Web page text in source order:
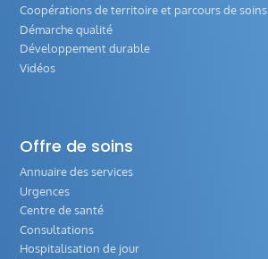
Coopérations de territoire et parcours de soins
Démarche qualité
Développement durable
Vidéos
Offre de soins
Annuaire des services
Urgences
Centre de santé
Consultations
Hospitalisation de jour